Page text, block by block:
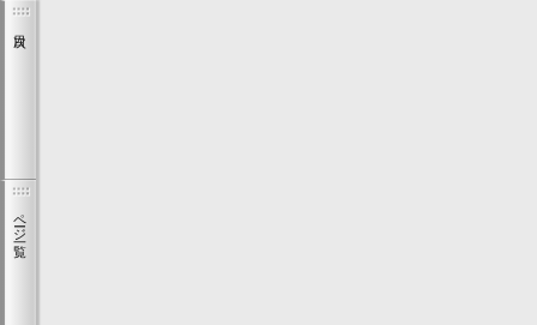
ページ一覧